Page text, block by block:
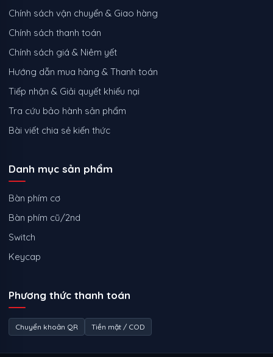
Chính sách vận chuyển & Giao hàng
Chính sách thanh toán
Chính sách giá & Niêm yết
Hướng dẫn mua hàng & Thanh toán
Tiếp nhận & Giải quyết khiếu nại
Tra cứu bảo hành sản phẩm
Bài viết chia sẻ kiến thức
Danh mục sản phẩm
Bàn phím cơ
Bàn phím cũ/2nd
Switch
Keycap
Phương thức thanh toán
Chuyển khoản QR Tiền mặt / COD